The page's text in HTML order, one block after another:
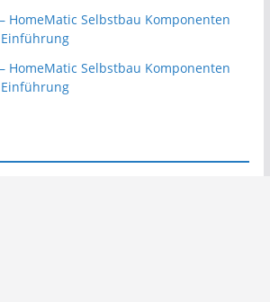
HomeMatic Selbstbau Komponenten
Einführung
HomeMatic Selbstbau Komponenten
Einführung